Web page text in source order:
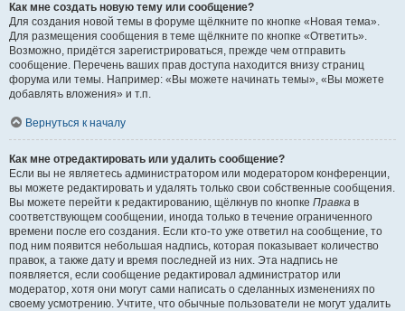
Как мне создать новую тему или сообщение?
Для создания новой темы в форуме щёлкните по кнопке «Новая тема».
Для размещения сообщения в теме щёлкните по кнопке «Ответить».
Возможно, придётся зарегистрироваться, прежде чем отправить
сообщение. Перечень ваших прав доступа находится внизу страниц
форума или темы. Например: «Вы можете начинать темы», «Вы можете
добавлять вложения» и т.п.
Вернуться к началу
Как мне отредактировать или удалить сообщение?
Если вы не являетесь администратором или модератором конференции,
вы можете редактировать и удалять только свои собственные сообщения.
Вы можете перейти к редактированию, щёлкнув по кнопке Правка в
соответствующем сообщении, иногда только в течение ограниченного
времени после его создания. Если кто-то уже ответил на сообщение, то
под ним появится небольшая надпись, которая показывает количество
правок, а также дату и время последней из них. Эта надпись не
появляется, если сообщение редактировал администратор или
модератор, хотя они могут сами написать о сделанных изменениях по
своему усмотрению. Учтите, что обычные пользователи не могут удалить